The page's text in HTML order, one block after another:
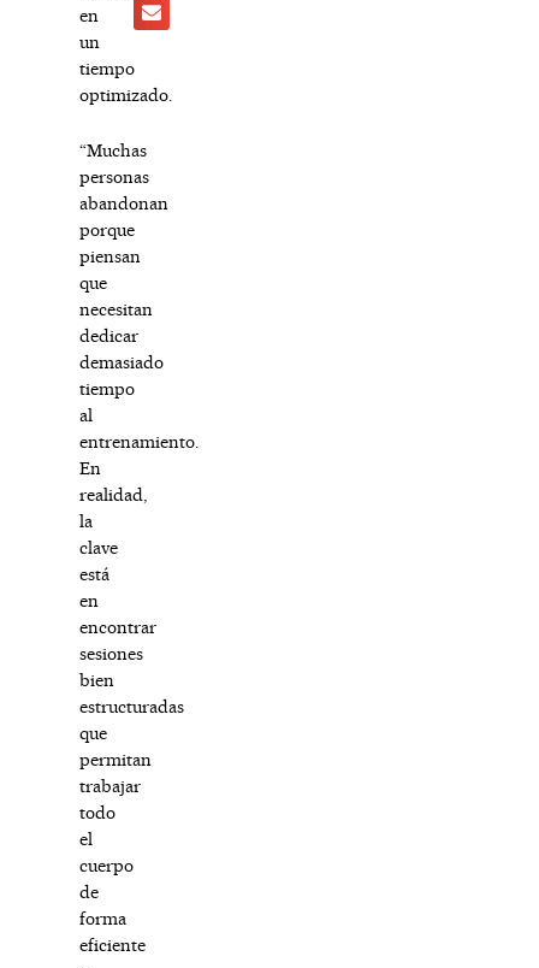
en
un
tiempo
optimizado.
“Muchas
personas
abandonan
porque
piensan
que
necesitan
dedicar
demasiado
tiempo
al
entrenamiento.
En
realidad,
la
clave
está
en
encontrar
sesiones
bien
estructuradas
que
permitan
trabajar
todo
el
cuerpo
de
forma
eficiente